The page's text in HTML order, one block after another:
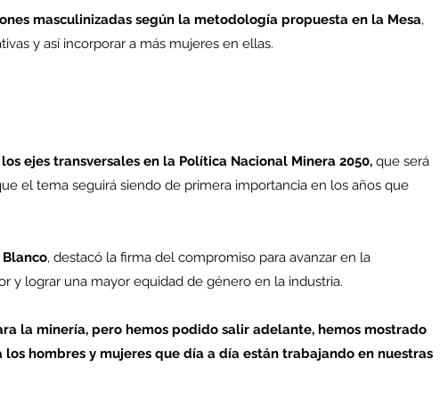
Comunicado Bono Trimestral
Condolencias
Mundo sindical Noticia
masculinizadas según la metodología propuesta en la Mesa,
y así incorporar a más mujeres en ellas.
ejes transversales en la Política Nacional Minera 2050, que será
el tema seguirá siendo de primera importancia en los años que
, destacó la firma del compromiso para avanzar en la
y lograr una mayor equidad de género en la industria.
la minería, pero hemos podido salir adelante, hemos mostrado
los hombres y mujeres que día a día están trabajando en nuestras